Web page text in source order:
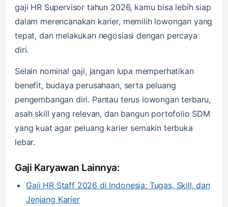
gaji HR Supervisor tahun 2026, kamu bisa lebih siap
dalam merencanakan karier, memilih lowongan yang
tepat, dan melakukan negosiasi dengan percaya
diri.
Selain nominal gaji, jangan lupa memperhatikan
benefit, budaya perusahaan, serta peluang
pengembangan diri. Pantau terus lowongan terbaru,
asah skill yang relevan, dan bangun portofolio SDM
yang kuat agar peluang karier semakin terbuka
lebar.
Gaji Karyawan Lainnya:
Gaji HR Staff 2026 di Indonesia: Tugas, Skill, dan
Jenjang Karier